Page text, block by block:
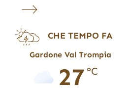
CHE TEMPO FA
Gardone Val Trompia
27 °C